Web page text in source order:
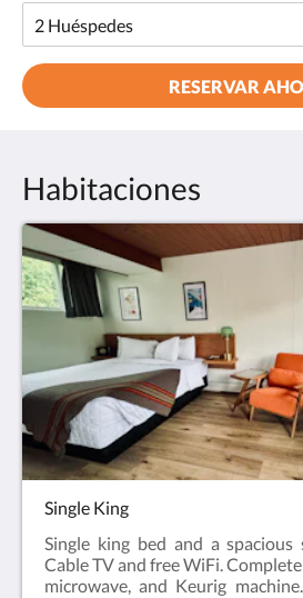
RESERVAR
Habitaciones
Single King
Single king bed and a spacious
Cable TV and free WiFi.
microwave, and Keurig